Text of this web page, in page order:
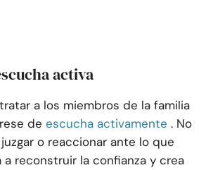
activa
a los miembros de la familia
de escucha activamente . No
o reaccionar ante lo que
a reconstruir la confianza y crea